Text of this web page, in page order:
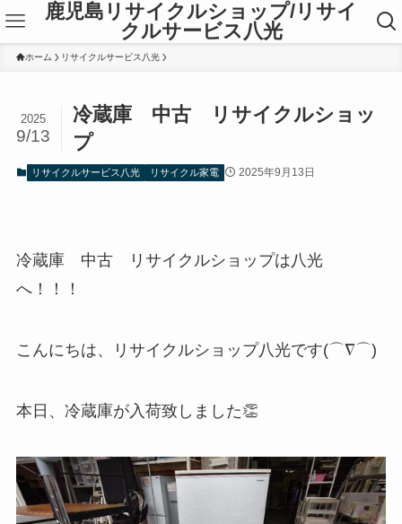
鹿児島リサイクルショップ/リサイ
クルサービス八光
ホーム リサイクルサービス八光
冷蔵庫 中古 リサイクルショッ
プ
2025
9/13
リサイクルサービス八光 リサイクル家電 2025年9月13日
冷蔵庫 中古 リサイクルショップは八光
へ！！！
こんにちは、リサイクルショップ八光です(⌒∇⌒)
本日、冷蔵庫が入荷致しました👏